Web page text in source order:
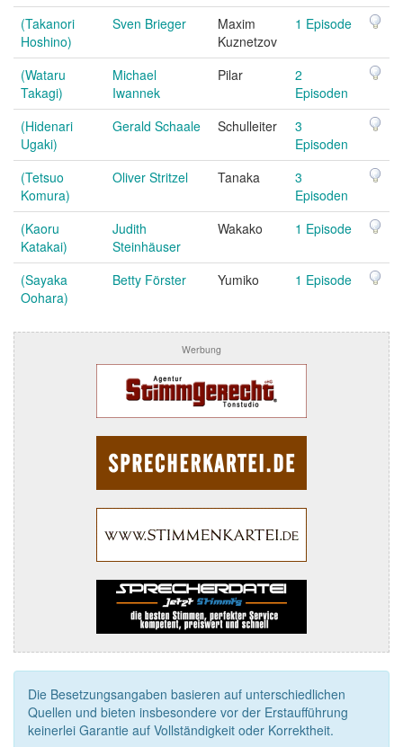
(Takanori
Hoshino)
Sven Brieger
Maxim
Kuznetzov
1 Episode
(Wataru
Takagi)
Michael
Iwannek
Pilar
2
Episoden
(Hidenari
Ugaki)
Gerald Schaale Schulleiter
3
Episoden
(Tetsuo
Komura)
Oliver Stritzel Tanaka
3
Episoden
(Kaoru
Katakai)
Judith
Steinhäuser
Wakako 1 Episode
(Sayaka
Oohara)
Betty Förster Yumiko 1 Episode
Werbung
Die Besetzungsangaben basieren auf unterschiedlichen
Quellen und bieten insbesondere vor der Erstaufführung
keinerlei Garantie auf Vollständigkeit oder Korrektheit.